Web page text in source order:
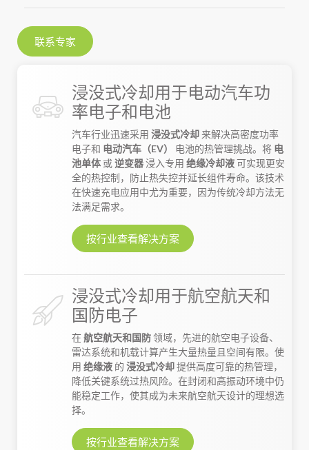
联系专家
浸没式冷却用于电动汽车功
率电子和电池
汽车行业迅速采用 浸没式冷却来解决高密度功率
电子和 电动汽车（EV） 电池的热管理挑战。将 电
池单体 或 逆变器浸入专用 绝缘冷却液可实现更安
全的热控制，防止热失控并延长组件寿命。该技术
在快速充电应用中尤为重要，因为传统冷却方法无
法满足需求。
按行业查看解决方案
浸没式冷却用于航空航天和
国防电子
在 航空航天和国防领域，先进的航空电子设备、
雷达系统和机载计算产生大量热量且空间有限。使
用 绝缘液 的 浸没式冷却提供高度可靠的热管理，
降低关键系统过热风险。在封闭和高振动环境中仍
能稳定工作，使其成为未来航空航天设计的理想选
择。
按行业查看解决方案